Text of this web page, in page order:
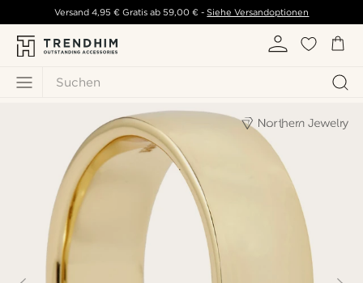
Suchen
Versand 4,95 € Gratis ab 59,00 € - Siehe Versandoptionen